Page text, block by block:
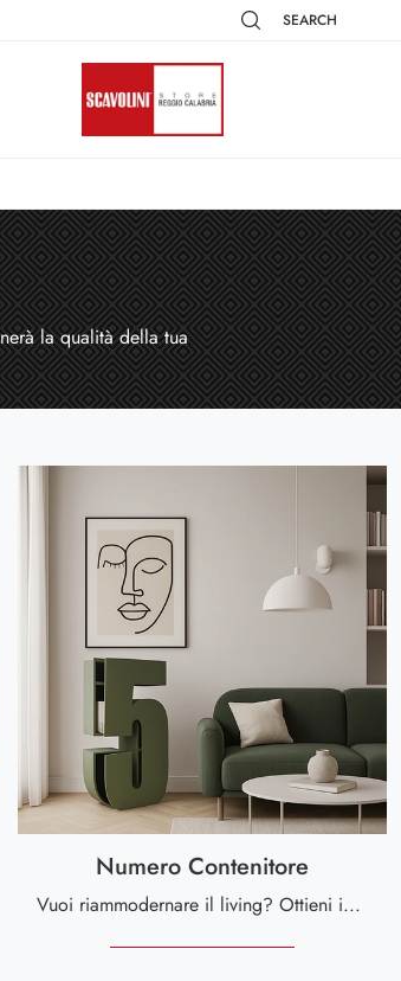
SEARCH
la qualità della tua
Numero Contenitore
Vuoi riammodernare il living? Ottieni informazioni sulle librerie moderne divisorie e arreda i tuoi spazi con il modello Numero Contenitore.